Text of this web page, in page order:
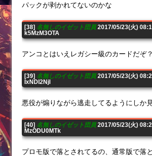
パックが剥かれてないのかな
[38] 名無しのイゼット団員2017/05/23(火)
k5MzM3OTA
アンコとはいえレガシー級のカードだぞ？
[39] 名無しのイゼット団員2017/05/23(火)
IxNDI2NjI
悪役が煽りながら逃走してるようにしか
[40] 名無しのイゼット団員2017/05/23(火)
MzODU0MTk
プロモ版で落とされてるの、通常版で落